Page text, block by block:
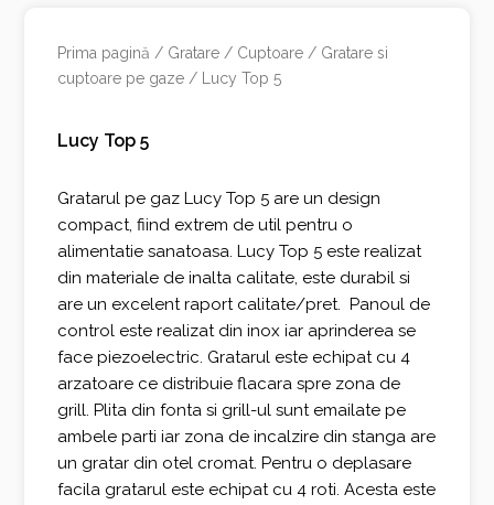
Prima pagină / Gratare / Cuptoare / Gratare si
cuptoare pe gaze / Lucy Top 5
Lucy Top 5
Gratarul pe gaz Lucy Top 5 are un design
compact, fiind extrem de util pentru o
alimentatie sanatoasa. Lucy Top 5 este realizat
din materiale de inalta calitate, este durabil si
are un excelent raport calitate/pret. Panoul de
control este realizat din inox iar aprinderea se
face piezoelectric. Gratarul este echipat cu 4
arzatoare ce distribuie flacara spre zona de
grill. Plita din fonta si grill-ul sunt emailate pe
ambele parti iar zona de incalzire din stanga are
un gratar din otel cromat. Pentru o deplasare
facila gratarul este echipat cu 4 roti. Acesta este